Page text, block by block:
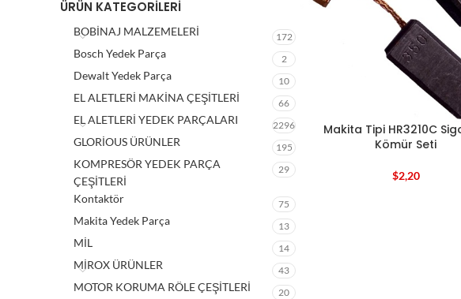
ÜRÜN KATEGORILERI
BOBİNAJ MALZEMELERİ 172
Bosch Yedek Parça 2
Dewalt Yedek Parça 10
EL ALETLERİ MAKİNA ÇEŞİTLERİ 66
EL ALETLERİ YEDEK PARÇALARI 2296
GLORİOUS ÜRÜNLER 195
KOMPRESÖR YEDEK PARÇA
ÇEŞİTLERİ
29
Kontaktör 75
Makita Yedek Parça 13
MİL 14
MİROX ÜRÜNLER 43
MOTOR KORUMA RÖLE ÇEŞİTLERİ 20
Makita Tipi HR3210C
Kömür Seti
$2,20